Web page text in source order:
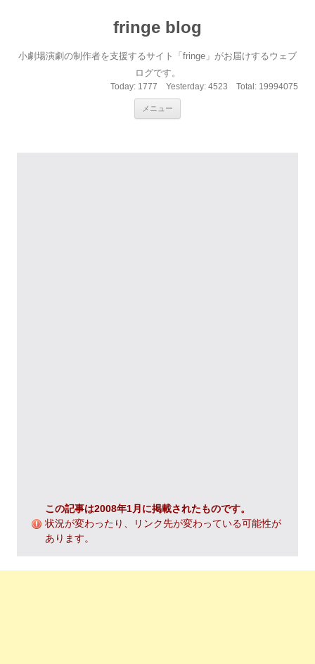
fringe blog
小劇場演劇の制作者を支援するサイト「fringe」がお届けするウェブ
ログです。
Today: 1777 Yesterday: 4523 Total: 19994075
メニュー
この記事は2008年1月に掲載されたものです。
状況が変わったり、リンク先が変わっている可能性が
あります。